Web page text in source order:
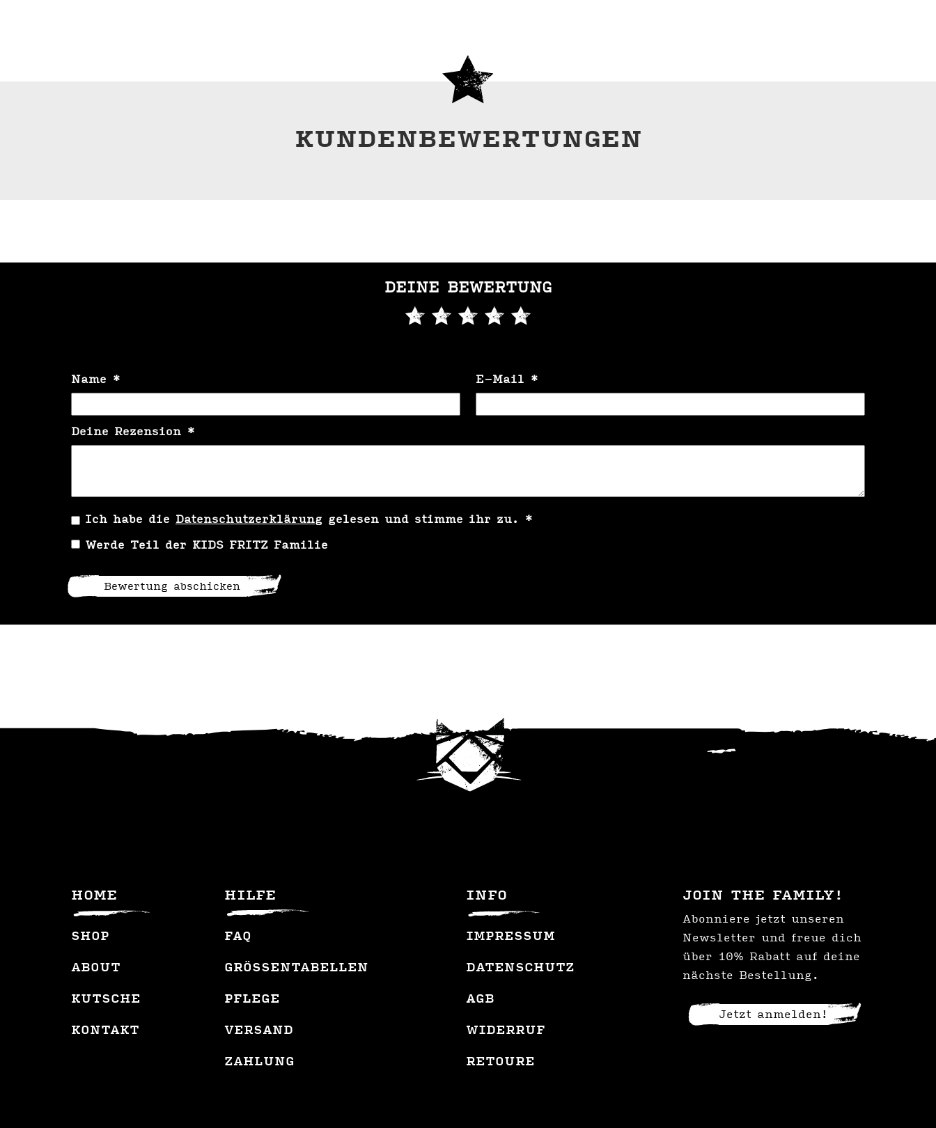
KUNDENBEWERTUNGEN
DEINE BEWERTUNG
Deine Rezension *
Name * E-Mail *
Ich habe die Datenschutzerklärung gelesen und stimme ihr zu. *
Werde Teil der KIDS FRITZ Familie
HOME
SHOP
ABOUT
KUTSCHE
KONTAKT
HILFE
FAQ
GRÖSSENTABELLEN
PFLEGE
VERSAND
ZAHLUNG
INFO
IMPRESSUM
DATENSCHUTZ
AGB
WIDERRUF
RETOURE
JOIN THE FAMILY!
Abonniere jetzt unseren
Newsletter und freue dich
über 10% Rabatt auf deine
nächste Bestellung.
Jetzt anmelden!